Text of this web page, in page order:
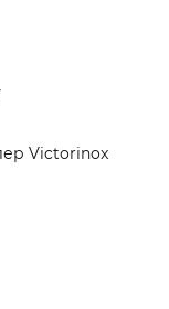
Victorinox